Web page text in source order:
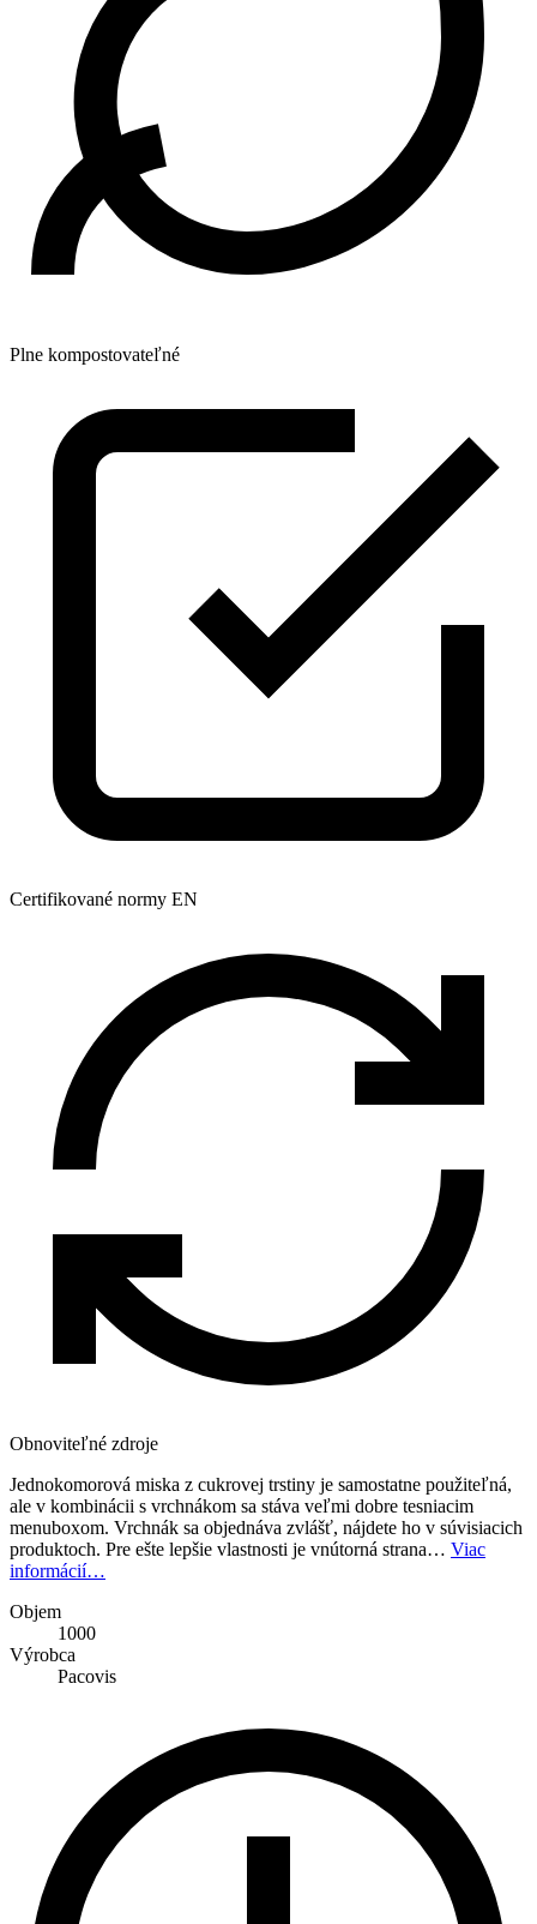
Plne kompostovateľné
Certifikované normy EN
Obnoviteľné zdroje
Jednokomorová miska z cukrovej trstiny je samostatne použiteľná,
ale v kombinácii s vrchnákom sa stáva veľmi dobre tesniacim
menuboxom. Vrchnák sa objednáva zvlášť, nájdete ho v súvisiacich
produktoch. Pre ešte lepšie vlastnosti je vnútorná strana… Viac
informácií…
Objem
1000
Výrobca
Pacovis